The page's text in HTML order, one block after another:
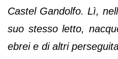
Castel Gandolfo. Lì,
suo stesso letto,
ebrei e di altri